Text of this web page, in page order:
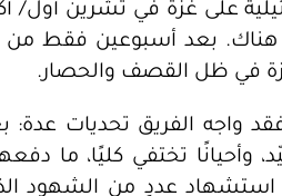
هناك. بعد أسبوعين فقط من
في ظل القصف والحصار.
واجه الفريق تحديات
وأحيانًا تختفي كليًا، ما
عددٍ من الشهود